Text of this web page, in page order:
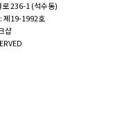
로 236-1 (석수동)
제19-1992호
샵